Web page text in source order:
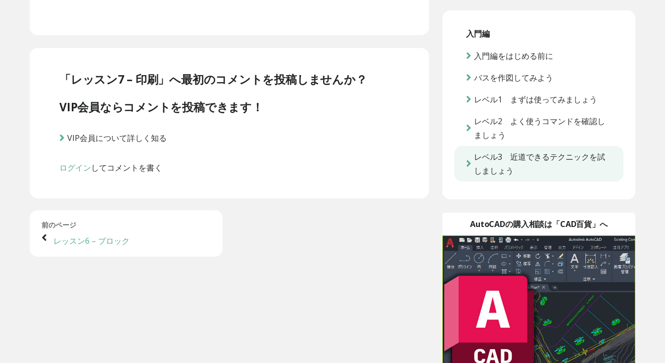
「レッスン7 – 印刷」へ最初のコメントを投稿しませんか？
VIP会員ならコメントを投稿できます！
VIP会員について詳しく知る
ログインしてコメントを書く
前のページ
レッスン6 – ブロック
入門編
入門編をはじめる前に
バスを作図してみよう
レベル1 まずは使ってみましょう
レベル2 よく使うコマンドを確認し
ましょう
レベル3 近道できるテクニックを試
しましょう
AutoCADの購入相談は「CAD百貨」へ